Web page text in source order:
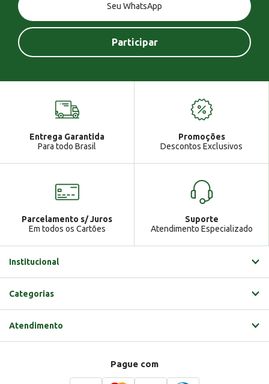
Entrega Garantida
Para todo Brasil
Promoções
Descontos Exclusivos
Parcelamento s/ Juros
Em todos os Cartões
Suporte
Atendimento Especializado
Institucional
Categorias
Atendimento
Pague com
Você tem uma mensagem!
Ga Atendimento
Gabrielle